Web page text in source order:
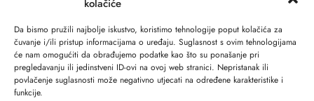
kolačiće
Da bismo pružili najbolje iskustvo, koristimo tehnologije poput kolačića za
čuvanje i/ili pristup informacijama o uređaju. Suglasnost s ovim tehnologijama
će nam omogućiti da obrađujemo podatke kao što su ponašanje pri
pregledavanju ili jedinstveni ID-ovi na ovoj web stranici. Nepristanak ili
povlačenje suglasnosti može negativno utjecati na određene karakteristike i
funkcije.